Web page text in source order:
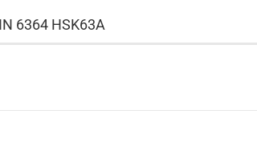
6364 HSK63A